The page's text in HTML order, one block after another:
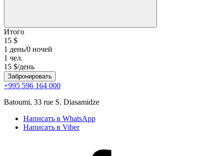
Итого
15 $
1 день/0 ночей
1 чел.
15 $/день
Забронировать
+995 596 164 000
Batoumi, 33 rue S. Diasamidze
Написать в WhatsApp
Написать в Viber